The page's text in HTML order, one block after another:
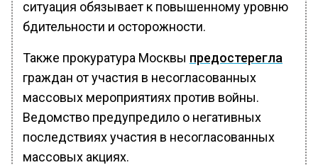
ситуация обязывает к повышенному уровню
бдительности и осторожности.
Также прокуратура Москвы предостерегла
граждан от участия в несогласованных
массовых мероприятиях против войны.
Ведомство предупредило о негативных
последствиях участия в несогласованных
массовых акциях.